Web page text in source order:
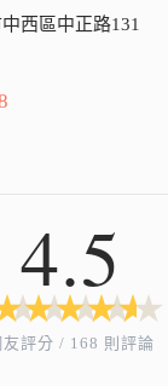
西區中正路131
4.5
★★
★ ★
★ ★
★ ★
★
友評分 / 168 則評論